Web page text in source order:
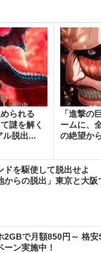
られる
謎を解く
ル脱出...
「進撃の
ームに、
の絶望か
ドを駆使して脱出せよ
からの脱出」東京と大阪
2GBで月額850円～ 格
ーン実施中！